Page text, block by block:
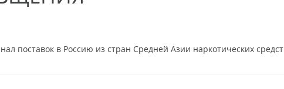
поставок в Россию из стран Средней Азии наркотических